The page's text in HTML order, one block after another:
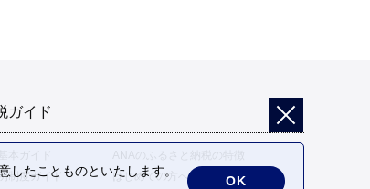
ガイド
本ガイド
ANAのふるさと納税の特徴
制度ガイド
はじめての方へ
たことものといたします。
OK